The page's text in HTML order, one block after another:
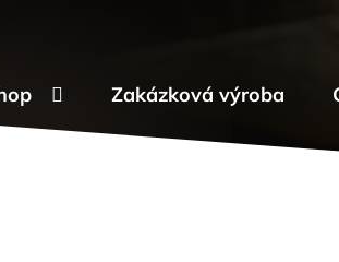
Zakázková výroba